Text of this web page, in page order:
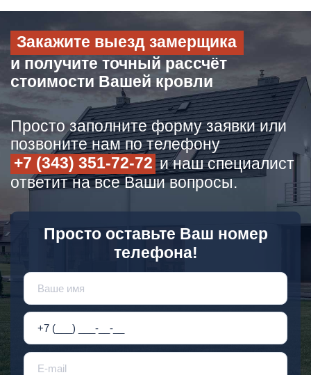
Закажите выезд замерщика
и получите точный рассчёт
стоимости Вашей кровли
Просто заполните форму заявки или
позвоните нам по телефону
+7 (343) 351-72-72 и наш специалист
ответит на все Ваши вопросы.
Просто оставьте Ваш номер
телефона!